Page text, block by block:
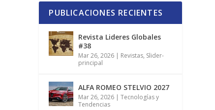
PUBLICACIONES RECIENTES
Revista Lideres Globales
#38
Mar 26, 2026 | Revistas, Slider-
principal
ALFA ROMEO STELVIO 2027
Mar 26, 2026 |Tecnologías y
Tendencias